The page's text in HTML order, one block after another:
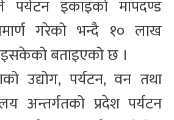
पर्यटन इकाइको मापदण्ड
गरेको भन्दै १० लाख
बताइएको छ ।
उद्योग, पर्यटन, वन तथा
अन्तर्गतको प्रदेश पर्यटन